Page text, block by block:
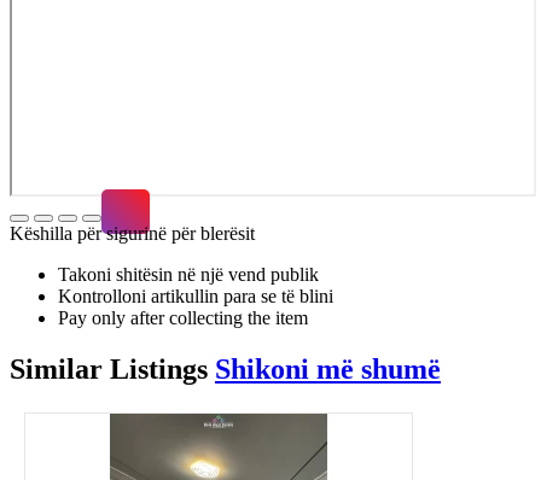
Këshilla për sigurinë për blerësit
Takoni shitësin në një vend publik
Kontrolloni artikullin para se të blini
Pay only after collecting the item
Similar Listings Shikoni më shumë